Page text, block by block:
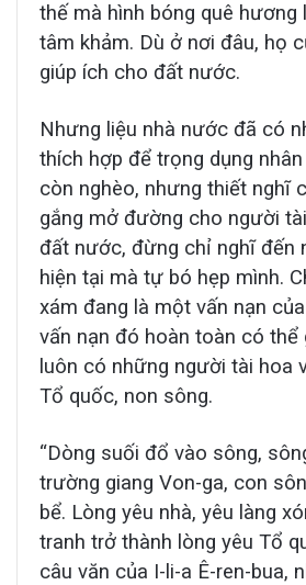
thế mà hình bóng quê hương
tâm khảm. Dù ở nơi đâu, họ
giúp ích cho đất nước.
Nhưng liệu nhà nước đã có
thích hợp để trọng dụng
còn nghèo, nhưng thiết nghĩ
gắng mở đường cho người
đất nước, đừng chỉ nghĩ đến
hiện tại mà tự bó hẹp mình.
xám đang là một vấn nạn
vấn nạn đó hoàn toàn có thể
luôn có những người tài hoa
Tổ quốc, non sông.
“Dòng suối đổ vào sông,
trường giang Von-ga, con
bể. Lòng yêu nhà, yêu làng
tranh trở thành lòng yêu Tổ
câu văn của I-li-a Ê-ren-bua,